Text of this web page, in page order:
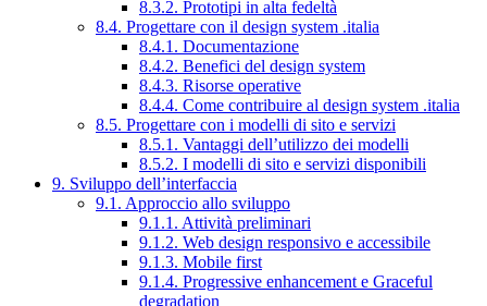
8.3.2. Prototipi in alta fedeltà
8.4. Progettare con il design system .italia
8.4.1. Documentazione
8.4.2. Benefici del design system
8.4.3. Risorse operative
8.4.4. Come contribuire al design system .italia
8.5. Progettare con i modelli di sito e servizi
8.5.1. Vantaggi dell’utilizzo dei modelli
8.5.2. I modelli di sito e servizi disponibili
9. Sviluppo dell’interfaccia
9.1. Approccio allo sviluppo
9.1.1. Attività preliminari
9.1.2. Web design responsivo e accessibile
9.1.3. Mobile first
9.1.4. Progressive enhancement e Graceful
degradation